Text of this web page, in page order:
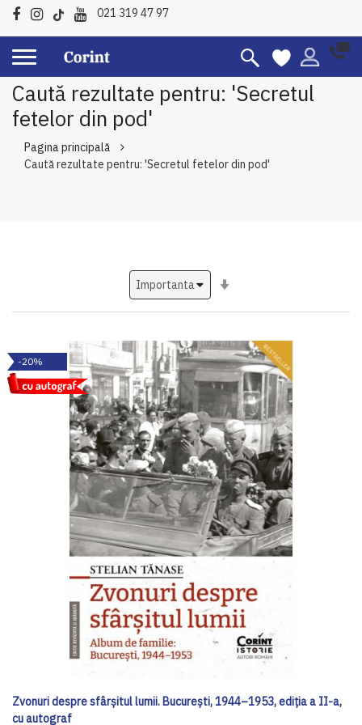
021 319 47 97
Caută rezultate pentru: 'Secretul
fetelor din pod'
Pagina principală
Caută rezultate pentru: 'Secretul fetelor din pod'
-20%
Zvonuri despre sfârșitul lumii. București, 1944–1953, ediția a II-a,
cu autograf